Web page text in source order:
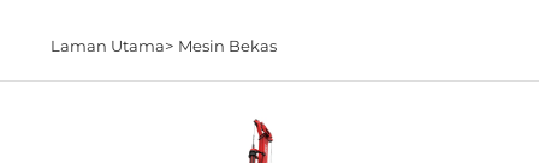
Laman Utama> Mesin Bekas